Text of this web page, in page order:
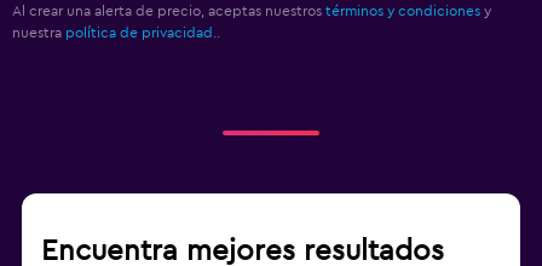
Al crear una alerta de precio, aceptas nuestros términos y condiciones y
nuestra política de privacidad.
Encuentra mejores resultados